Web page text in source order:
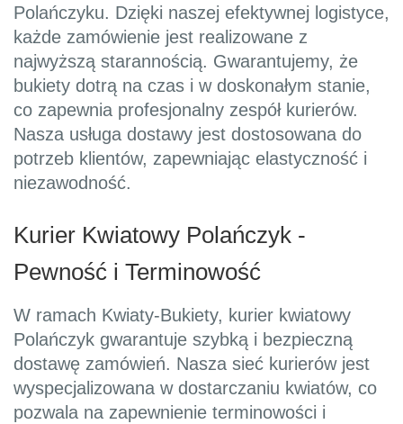
Polańczyku. Dzięki naszej efektywnej logistyce,
każde zamówienie jest realizowane z
najwyższą starannością. Gwarantujemy, że
bukiety dotrą na czas i w doskonałym stanie,
co zapewnia profesjonalny zespół kurierów.
Nasza usługa dostawy jest dostosowana do
potrzeb klientów, zapewniając elastyczność i
niezawodność.
Kurier Kwiatowy Polańczyk -
Pewność i Terminowość
W ramach Kwiaty-Bukiety, kurier kwiatowy
Polańczyk gwarantuje szybką i bezpieczną
dostawę zamówień. Nasza sieć kurierów jest
wyspecjalizowana w dostarczaniu kwiatów, co
pozwala na zapewnienie terminowości i